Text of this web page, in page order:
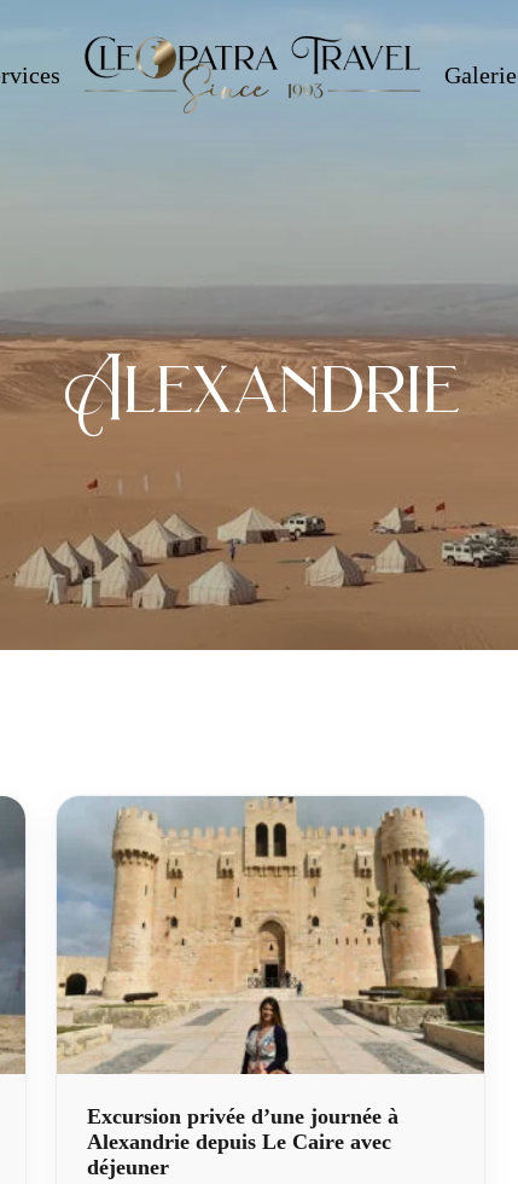
Galerie
Alexandrie
Excursion privée d’une journée à
Alexandrie depuis Le Caire avec
déjeuner